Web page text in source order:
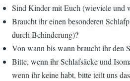
Sind Kinder mit Euch (wieviele und
Braucht ihr einen besonderen
durch Behinderung)?
Von wann bis wann braucht ihr den
Bitte, wenn ihr Schlafsäcke und
wenn ihr keine habt, bitte teilt uns